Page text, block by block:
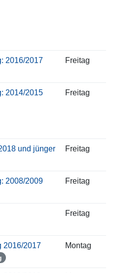
2016/2017 Freitag
2014/2015 Freitag
und jünger Freitag
2008/2009 Freitag
Freitag
2016/2017 Montag